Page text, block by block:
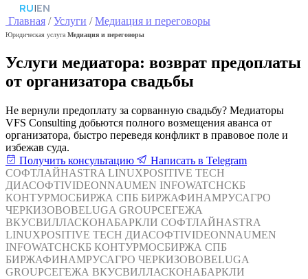
RU|EN
Главная /Услуги /Медиация и переговоры
Юридическая услуга Медиация и переговоры
Услуги медиатора: возврат предоплаты
от организатора свадьбы
Не вернули предоплату за сорванную свадьбу? Медиаторы
VFS Consulting добьются полного возмещения аванса от
организатора, быстро переведя конфликт в правовое поле и
избежав суда.
Получить консультацию
Написать в Telegram
СОФТЛАЙНASTRA LINUXPOSITIVE TECH
ДИАСОФТIVIDEONNAUMEN INFOWATCHСКБ
КОНТУРМОСБИРЖА СПБ БИРЖАФИНАМРУСАГРО
ЧЕРКИЗОВОBELUGA GROUPСЕГЕЖА
ВКУСВИЛЛАСКОНАБАРКЛИ СОФТЛАЙНASTRA
LINUXPOSITIVE TECH ДИАСОФТIVIDEONNAUMEN
INFOWATCHСКБ КОНТУРМОСБИРЖА СПБ
БИРЖАФИНАМРУСАГРО ЧЕРКИЗОВОBELUGA
GROUPСЕГЕЖА ВКУСВИЛЛАСКОНАБАРКЛИ